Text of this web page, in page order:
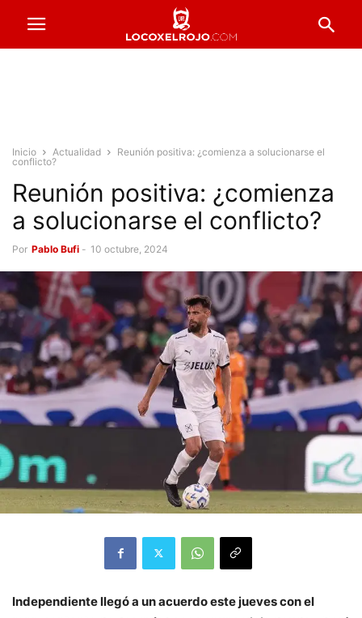
Inicio Actualidad
Reunión positiva: ¿comienza a solucionarse el
conflicto?
Reunión positiva: ¿comienza
a solucionarse el conflicto?
Por Pablo Bufi - 10 octubre, 2024
Independiente llegó a un acuerdo este jueves con el